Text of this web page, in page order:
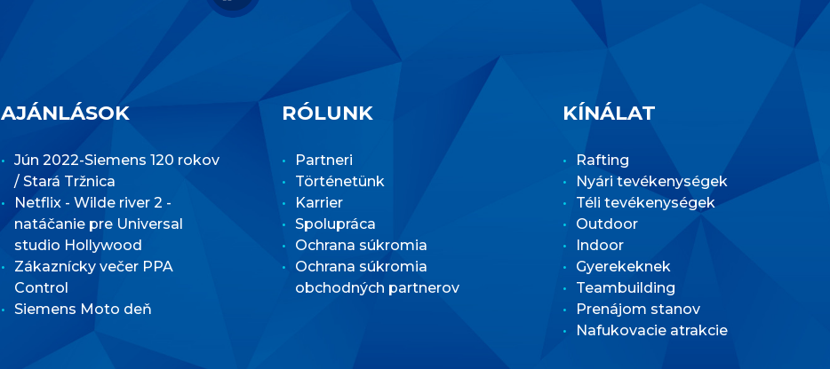
AJÁNLÁSOK
Jún 2022-Siemens 120 rokov
/ Stará Tržnica
Netflix - Wilde river 2 -
natáčanie pre Universal
studio Hollywood
Zákaznícky večer PPA
Control
Siemens Moto deň
RÓLUNK
Partneri
Történetünk
Karrier
Spolupráca
Ochrana súkromia
Ochrana súkromia
obchodných partnerov
KÍNÁLAT
Rafting
Nyári tevékenységek
Téli tevékenységek
Outdoor
Indoor
Gyerekeknek
Teambuilding
Prenájom stanov
Nafukovacie atrakcie